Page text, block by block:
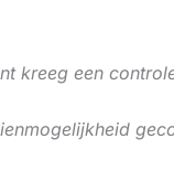
kreeg een